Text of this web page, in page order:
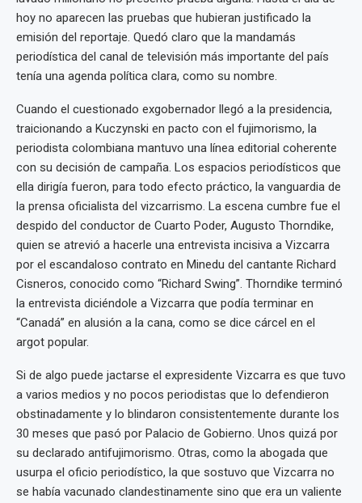
hoy no aparecen las pruebas que hubieran justificado la
emisión del reportaje. Quedó claro que la mandamás
periodística del canal de televisión más importante del país
tenía una agenda política clara, como su nombre.
Cuando el cuestionado exgobernador llegó a la presidencia,
traicionando a Kuczynski en pacto con el fujimorismo, la
periodista colombiana mantuvo una línea editorial coherente
con su decisión de campaña. Los espacios periodísticos que
ella dirigía fueron, para todo efecto práctico, la vanguardia de
la prensa oficialista del vizcarrismo. La escena cumbre fue el
despido del conductor de Cuarto Poder, Augusto Thorndike,
quien se atrevió a hacerle una entrevista incisiva a Vizcarra
por el escandaloso contrato en Minedu del cantante Richard
Cisneros, conocido como “Richard Swing”. Thorndike terminó
la entrevista diciéndole a Vizcarra que podía terminar en
“Canadá” en alusión a la cana, como se dice cárcel en el
argot popular.
Si de algo puede jactarse el expresidente Vizcarra es que tuvo
a varios medios y no pocos periodistas que lo defendieron
obstinadamente y lo blindaron consistentemente durante los
30 meses que pasó por Palacio de Gobierno. Unos quizá por
su declarado antifujimorismo. Otras, como la abogada que
usurpa el oficio periodístico, la que sostuvo que Vizcarra no
se había vacunado clandestinamente sino que era un valiente